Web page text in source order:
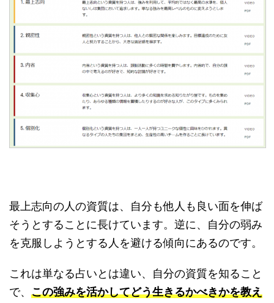
最上志向の人の資質は、自分も他人も良い面を伸ば
そうとすることに長けています。逆に、自分の弱み
を克服しようとする人を避ける傾向にあるのです。
これは単なる占いとは違い、自分の資質を知ること
で、 この強みを活かしてどう生きるかべきかを教え